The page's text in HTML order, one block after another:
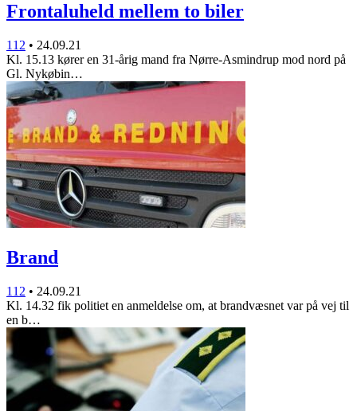
Frontaluheld mellem to biler
112 • 24.09.21
Kl. 15.13 kører en 31-årig mand fra Nørre-Asmindrup mod nord på
Gl. Nykøbin…
Brand
112 • 24.09.21
Kl. 14.32 fik politiet en anmeldelse om, at brandvæsnet var på vej til
en b…